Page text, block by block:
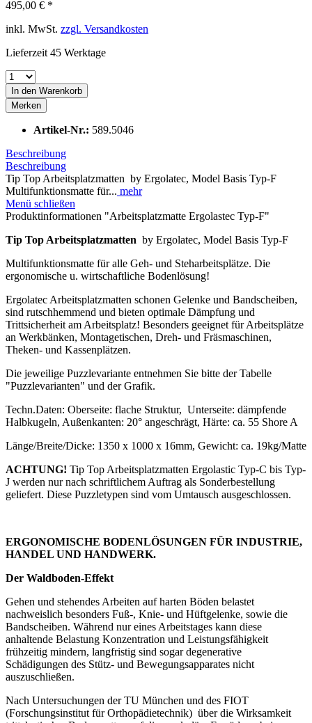
495,00 € *
inkl. MwSt. zzgl. Versandkosten
Lieferzeit 45 Werktage
In den Warenkorb
Merken
Artikel-Nr.: 589.5046
Beschreibung
Beschreibung
Tip Top Arbeitsplatzmatten by Ergolatec, Model Basis Typ-F
Multifunktionsmatte für... mehr
Menü schließen
Produktinformationen "Arbeitsplatzmatte Ergolastec Typ-F"
Tip Top Arbeitsplatzmatten by Ergolatec, Model Basis Typ-F
Multifunktionsmatte für alle Geh- und Steharbeitsplätze. Die
ergonomische u. wirtschaftliche Bodenlösung!
Ergolatec Arbeitsplatzmatten schonen Gelenke und Bandscheiben,
sind rutschhemmend und bieten optimale Dämpfung und
Trittsicherheit am Arbeitsplatz! Besonders geeignet für Arbeitsplätze
an Werkbänken, Montagetischen, Dreh- und Fräsmaschinen,
Theken- und Kassenplätzen.
Die jeweilige Puzzlevariante entnehmen Sie bitte der Tabelle
"Puzzlevarianten" und der Grafik.
Techn.Daten: Oberseite: flache Struktur, Unterseite: dämpfende
Halbkugeln, Außenkanten: 20° angeschrägt, Härte: ca. 55 Shore A
Länge/Breite/Dicke: 1350 x 1000 x 16mm, Gewicht: ca. 19kg/Matte
ACHTUNG! Tip Top Arbeitsplatzmatten Ergolastic Typ-C bis Typ-
J werden nur nach schriftlichem Auftrag als Sonderbestellung
geliefert. Diese Puzzletypen sind vom Umtausch ausgeschlossen.
ERGONOMISCHE BODENLÖSUNGEN FÜR INDUSTRIE,
HANDEL UND HANDWERK.
Der Waldboden-Effekt
Gehen und stehendes Arbeiten auf harten Böden belastet
nachweislich besonders Fuß-, Knie- und Hüftgelenke, sowie die
Bandscheiben. Während nur eines Arbeitstages kann diese
anhaltende Belastung Konzentration und Leistungsfähigkeit
frühzeitig mindern, langfristig sind sogar degenerative
Schädigungen des Stütz- und Bewegungsapparates nicht
auszuschließen.
Nach Untersuchungen der TU München und des FIOT
(Forschungsinstitut für Orthopädietechnik) über die Wirksamkeit